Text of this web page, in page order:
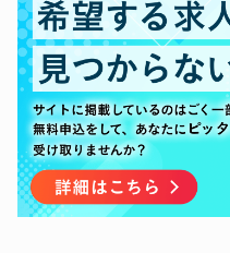
・総務・法務・
-契約審査・リー
-社内規程整備
-リスクマネジメ
・ITガバナンス
-社内ITポリシー
-I高齢社会向け情
・経営企画・ガバ
-中期経営計画の
-取締役会・経営